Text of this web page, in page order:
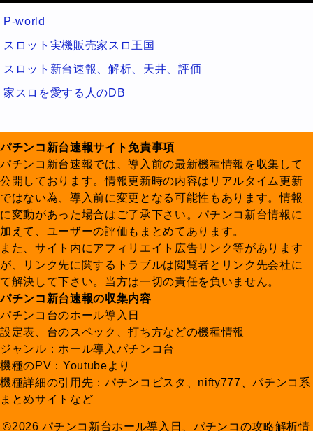
P-world
スロット実機販売家スロ王国
スロット新台速報、解析、天井、評価
家スロを愛する人のDB
パチンコ新台速報サイト免責事項
パチンコ新台速報では、導入前の最新機種情報を収集して
公開しております。情報更新時の内容はリアルタイム更新
ではない為、導入前に変更となる可能性もあります。情報
に変動があった場合はご了承下さい。パチンコ新台情報に
加えて、ユーザーの評価もまとめてあります。
また、サイト内にアフィリエイト広告リンク等があります
が、リンク先に関するトラブルは閲覧者とリンク先会社に
て解決して下さい。当方は一切の責任を負いません。
パチンコ新台速報の収集内容
パチンコ台のホール導入日
設定表、台のスペック、打ち方などの機種情報
ジャンル：ホール導入パチンコ台
機種のPV：Youtubeより
機種詳細の引用先：パチンコビスタ、nifty777、パチンコ系
まとめサイトなど
©2026 パチンコ新台ホール導入日、パチンコの攻略解析情